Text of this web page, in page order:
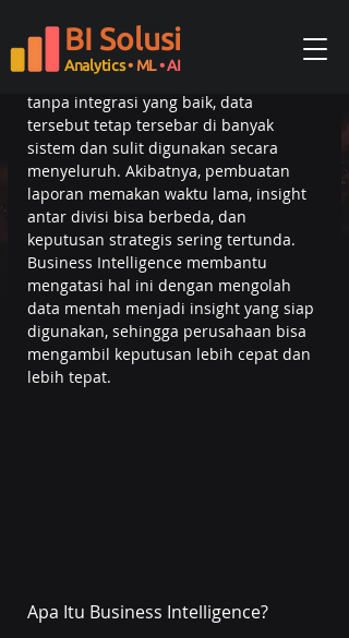
BI Solusi
Analytics• ML• AI
data dari berbagai aktivitas, mulai dari
penjualan, keuangan, inventaris,
hingga interaksi pelanggan. Namun
tanpa integrasi yang baik, data
tersebut tetap tersebar di banyak
sistem dan sulit digunakan secara
menyeluruh. Akibatnya, pembuatan
laporan memakan waktu lama, insight
antar divisi bisa berbeda, dan
keputusan strategis sering tertunda.
Business Intelligence membantu
mengatasi hal ini dengan mengolah
data mentah menjadi insight yang siap
digunakan, sehingga perusahaan bisa
mengambil keputusan lebih cepat dan
lebih tepat.
Apa Itu Business Intelligence?